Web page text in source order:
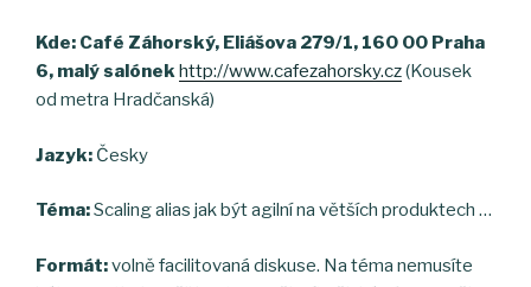
Kde: Café Záhorský, Eliášova 279/1, 160 00 Praha
6, malý salónekhttp://www.cafezahorsky.cz(Kousek
od metra Hradčanská)
Jazyk: Česky
Téma:Scaling alias jak být agilní na větších produktech …
Formát:volně facilitovaná diskuse. Na téma nemusíte